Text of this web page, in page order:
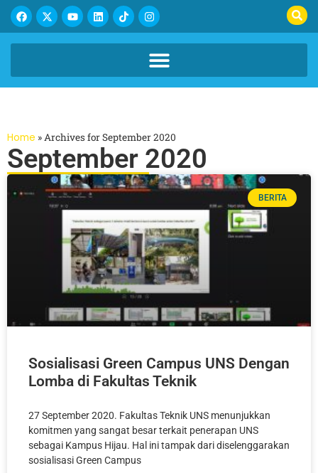
Home » Archives for September 2020
September 2020
BERITA
Sosialisasi Green Campus UNS Dengan
Lomba di Fakultas Teknik
27 September 2020. Fakultas Teknik UNS menunjukkan
komitmen yang sangat besar terkait penerapan UNS
sebagai Kampus Hijau. Hal ini tampak dari diselenggarakan
sosialisasi Green Campus